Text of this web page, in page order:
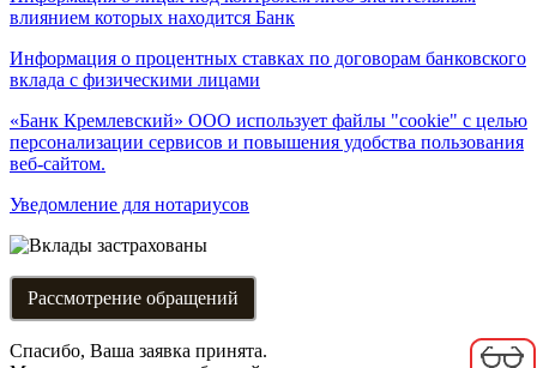
влиянием которых находится Банк
Информация о процентных ставках по договорам банковского
вклада с физическими лицами
«Банк Кремлевский» ООО использует файлы "cookie" с целью
персонализации сервисов и повышения удобства пользования
веб-сайтом.
Уведомление для нотариусов
Рассмотрение обращений
Спасибо, Ваша заявка принята.